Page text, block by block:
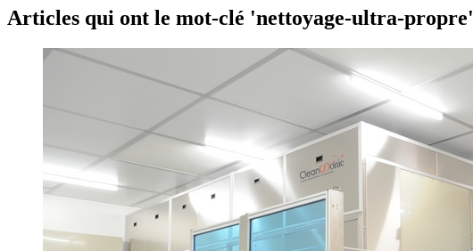
Articles qui ont le mot-clé 'nettoyage-ultra-propre'